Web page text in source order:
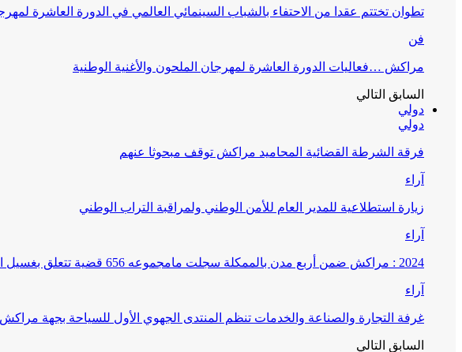
تطوان تختتم عقدا من الاحتفاء بالشباب السينمائي العالمي في الدورة العاشرة
فن
مراكش …فعاليات الدورة العاشرة لمهرجان الملحون والأغنية الوطنية
السابق التالي
دولي
دولي
فرقة الشرطة القضائية المحاميد مراكش توقف مبحوثا عنهم
آراء
زيارة استطلاعية للمدير العام للأمن الوطني ولمراقبة التراب الوطني
آراء
2024 : مراكش ضمن أربع مدن بالممكلة سجلت مامجموعه 656 قضية تتعلق بغسيل الأموال
آراء
غرفة التجارة والصناعة والخدمات تنظم المنتدى الجهوي الأول للسياحة بجهة
السابق التالي